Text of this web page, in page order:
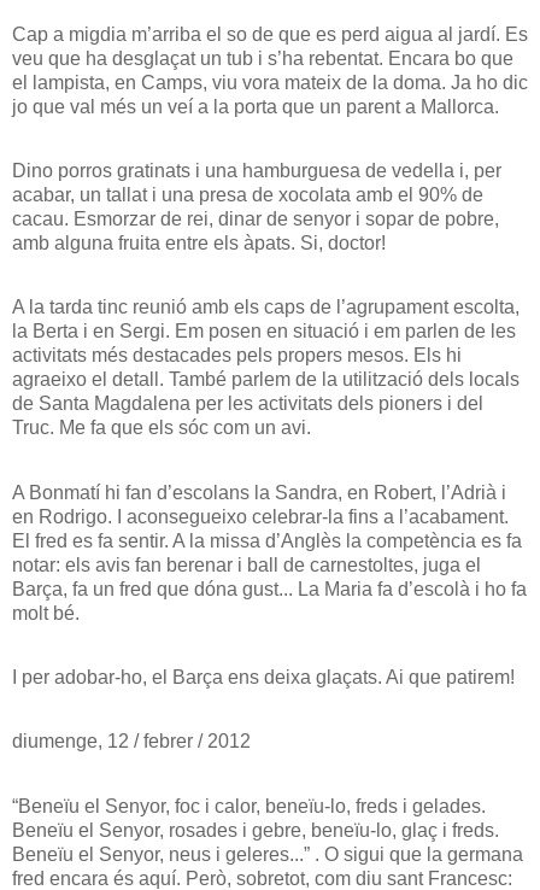
Cap a migdia m’arriba el so de que es perd aigua al jardí. Es
veu que ha desglaçat un tub i s’ha rebentat. Encara bo que
el lampista, en Camps, viu vora mateix de la doma. Ja ho dic
jo que val més un veí a la porta que un parent a Mallorca.
Dino porros gratinats i una hamburguesa de vedella i, per
acabar, un tallat i una presa de xocolata amb el 90% de
cacau. Esmorzar de rei, dinar de senyor i sopar de pobre,
amb alguna fruita entre els àpats. Si, doctor!
A la tarda tinc reunió amb els caps de l’agrupament escolta,
la Berta i en Sergi. Em posen en situació i em parlen de les
activitats més destacades pels propers mesos. Els hi
agraeixo el detall. També parlem de la utilització dels locals
de Santa Magdalena per les activitats dels pioners i del
Truc. Me fa que els sóc com un avi.
A Bonmatí hi fan d’escolans la Sandra, en Robert, l’Adrià i
en Rodrigo. I aconsegueixo celebrar-la fins a l’acabament.
El fred es fa sentir. A la missa d’Anglès la competència es fa
notar: els avis fan berenar i ball de carnestoltes, juga el
Barça, fa un fred que dóna gust... La Maria fa d’escolà i ho fa
molt bé.
I per adobar-ho, el Barça ens deixa glaçats. Ai que patirem!
diumenge, 12 / febrer / 2012
“Beneïu el Senyor, foc i calor, beneïu-lo, freds i gelades.
Beneïu el Senyor, rosades i gebre, beneïu-lo, glaç i freds.
Beneïu el Senyor, neus i geleres...” . O sigui que la germana
fred encara és aquí. Però, sobretot, com diu sant Francesc: